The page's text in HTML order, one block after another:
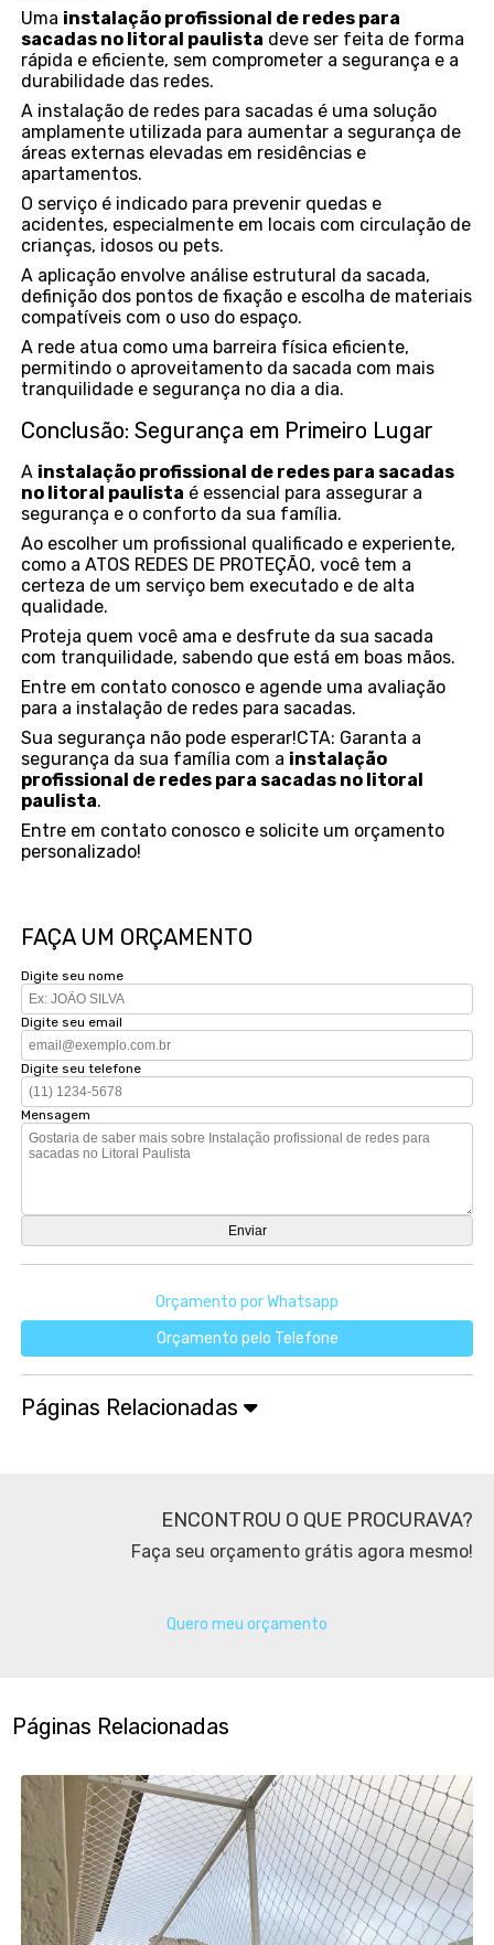
Uma instalação profissional de redes para
sacadas no litoral paulista deve ser feita de forma
rápida e eficiente, sem comprometer a segurança e a
durabilidade das redes.
A instalação de redes para sacadas é uma solução
amplamente utilizada para aumentar a segurança de
áreas externas elevadas em residências e
apartamentos.
O serviço é indicado para prevenir quedas e
acidentes, especialmente em locais com circulação de
crianças, idosos ou pets.
A aplicação envolve análise estrutural da sacada,
definição dos pontos de fixação e escolha de materiais
compatíveis com o uso do espaço.
A rede atua como uma barreira física eficiente,
permitindo o aproveitamento da sacada com mais
tranquilidade e segurança no dia a dia.
Conclusão: Segurança em Primeiro Lugar
A instalação profissional de redes para sacadas
no litoral paulista é essencial para assegurar a
segurança e o conforto da sua família.
Ao escolher um profissional qualificado e experiente,
como a ATOS REDES DE PROTEÇÃO, você tem a
certeza de um serviço bem executado e de alta
qualidade.
Proteja quem você ama e desfrute da sua sacada
com tranquilidade, sabendo que está em boas mãos.
Entre em contato conosco e agende uma avaliação
para a instalação de redes para sacadas.
Sua segurança não pode esperar!CTA: Garanta a
segurança da sua família com a instalação
profissional de redes para sacadas no litoral
paulista.
Entre em contato conosco e solicite um orçamento
personalizado!
FAÇA UM ORÇAMENTO
Digite seu nome
Digite seu email
Digite seu telefone
Mensagem
Orçamento por Whatsapp
Orçamento pelo Telefone
Páginas Relacionadas
ENCONTROU O QUE PROCURAVA?
Faça seu orçamento grátis agora mesmo!
Quero meu orçamento
Páginas Relacionadas